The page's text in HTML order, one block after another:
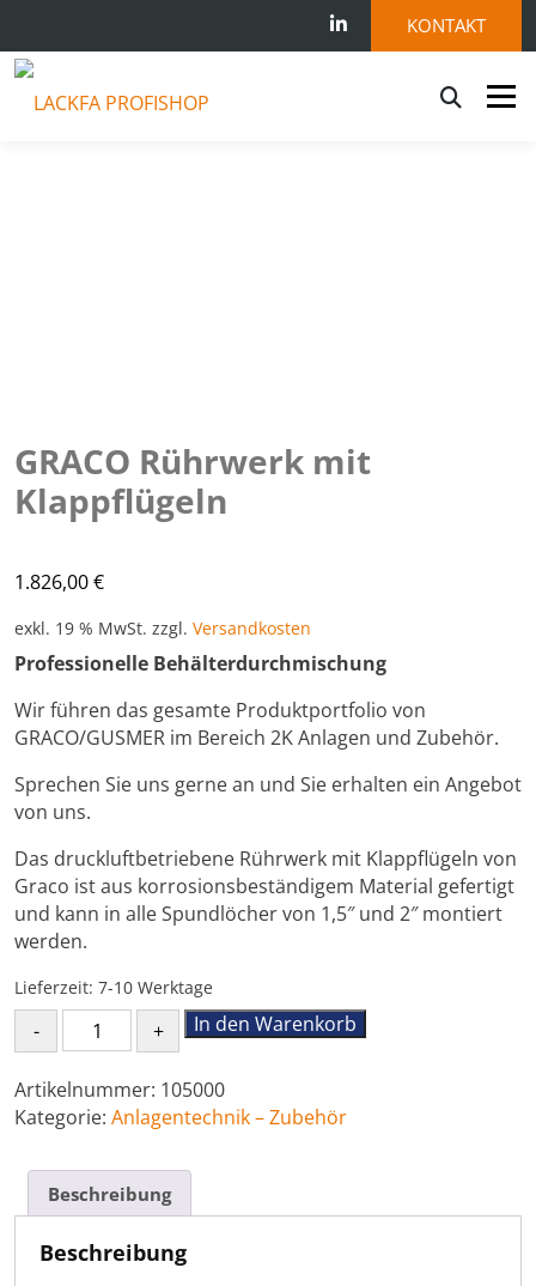
KONTAKT
Menü
GRACO Rührwerk mit
Klappflügeln
1.826,00€
exkl. 19 % MwSt. zzgl. Versandkosten
Professionelle Behälterdurchmischung
Wir führen das gesamte Produktportfolio von
GRACO/GUSMER im Bereich 2K Anlagen und Zubehör.
Sprechen Sie uns gerne an und Sie erhalten ein Angebot
von uns.
Das druckluftbetriebene Rührwerk mit Klappflügeln von
Graco ist aus korrosionsbeständigem Material gefertigt
und kann in alle Spundlöcher von 1,5″ und 2″ montiert
werden.
Lieferzeit: 7-10 Werktage
Rührwerk
mit
Klappflügeln
Menge
In den Warenkorb
Artikelnummer: 105000
Kategorie: Anlagentechnik – Zubehör
Beschreibung
Beschreibung